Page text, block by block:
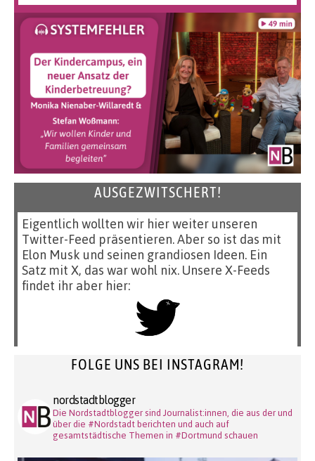
AUSGEZWITSCHERT!
Eigentlich wollten wir hier weiter unseren
Twitter-Feed präsentieren. Aber so ist das mit
Elon Musk und seinen grandiosen Ideen. Ein
Satz mit X, das war wohl nix. Unsere X-Feeds
findet ihr aber hier:
FOLGE UNS BEI INSTAGRAM!
nordstadtblogger
Die Nordstadtblogger sind Journalist:innen, die aus der und
über die #Nordstadt berichten und auch auf
gesamtstädtische Themen in #Dortmund schauen